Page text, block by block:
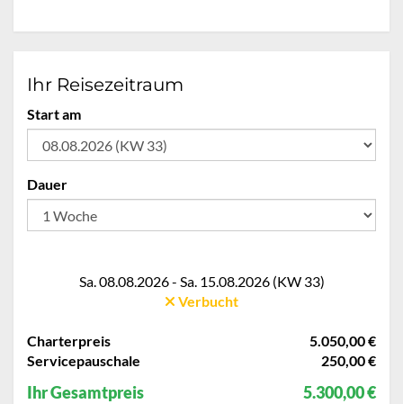
Ihr Reisezeitraum
Start am
Dauer
Sa. 08.08.2026 - Sa. 15.08.2026 (KW 33)
Verbucht
Charterpreis
5.050,00 €
Servicepauschale
250,00 €
Ihr Gesamtpreis 5.300,00 €